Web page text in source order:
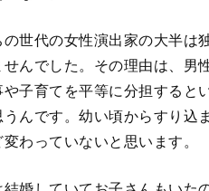
しき力』は、“女々しい”と
勝手にマイナスにとらえて
いものなのだと訴えたかっ
コロナ禍でも、生活者目線で
の場その場の状況を柔軟に